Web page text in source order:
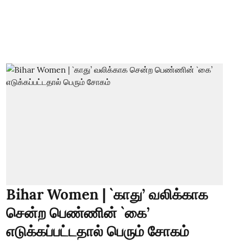
Bihar Women | `காது’ வலிக்காக
சென்ற பெண்ணின் `கை’
எடுக்கப்பட்டதால் பெரும் சோகம்